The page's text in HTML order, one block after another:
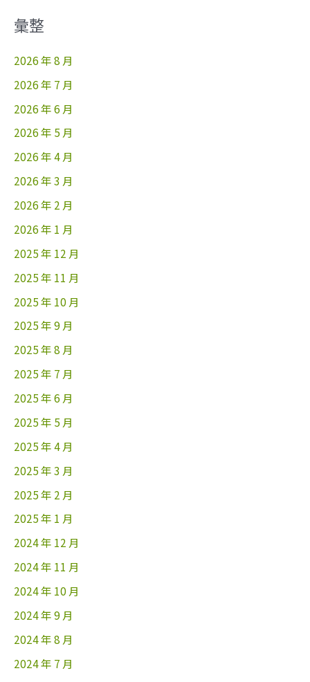
彙整
2026 年 8 月
2026 年 7 月
2026 年 6 月
2026 年 5 月
2026 年 4 月
2026 年 3 月
2026 年 2 月
2026 年 1 月
2025 年 12 月
2025 年 11 月
2025 年 10 月
2025 年 9 月
2025 年 8 月
2025 年 7 月
2025 年 6 月
2025 年 5 月
2025 年 4 月
2025 年 3 月
2025 年 2 月
2025 年 1 月
2024 年 12 月
2024 年 11 月
2024 年 10 月
2024 年 9 月
2024 年 8 月
2024 年 7 月